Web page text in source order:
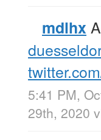
mdlhx
5:41 PM,
29th, 2020